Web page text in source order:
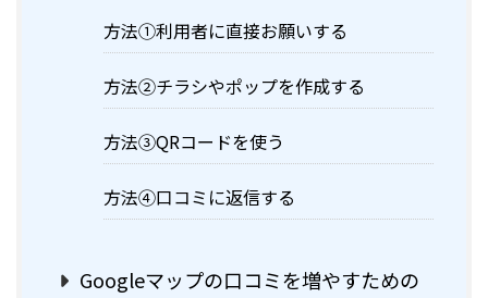
方法①利用者に直接お願いする
方法②チラシやポップを作成する
方法③QRコードを使う
方法④口コミに返信する
Googleマップの口コミを増やすための